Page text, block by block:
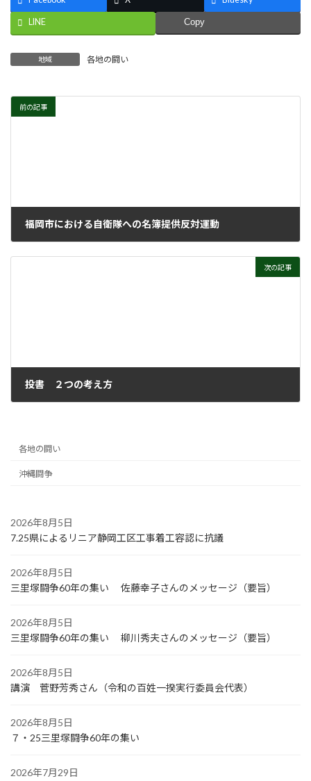
LINE Copy
地域 各地の闘い
前の記事
福岡市における自衛隊への名簿提供反対運動
次の記事
投書 ２つの考え方
各地の闘い
沖縄闘争
2026年8月5日
7.25県によるリニア静岡工区工事着工容認に抗議
2026年8月5日
三里塚闘争60年の集い 佐藤幸子さんのメッセージ（要旨）
2026年8月5日
三里塚闘争60年の集い 柳川秀夫さんのメッセージ（要旨）
2026年8月5日
講演 菅野芳秀さん（令和の百姓一揆実行委員会代表）
2026年8月5日
７・25三里塚闘争60年の集い
2026年7月29日